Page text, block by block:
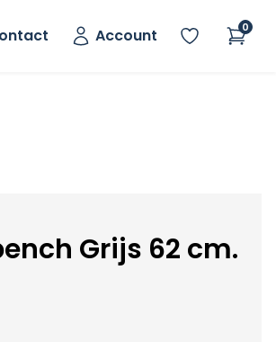
Account 0
Grijs 62 cm.